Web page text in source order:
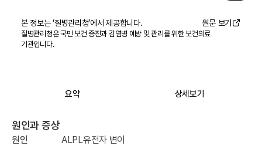
본 정보는 ‘질병관리청’에서 제공합니다. 원문 보기
질병관리청은 국민 보건 증진과 감염병 예방 및 관리를 위한 보건의료
기관입니다.
요약 상세보기
원인과 증상
원인
ALPL유전자 변이